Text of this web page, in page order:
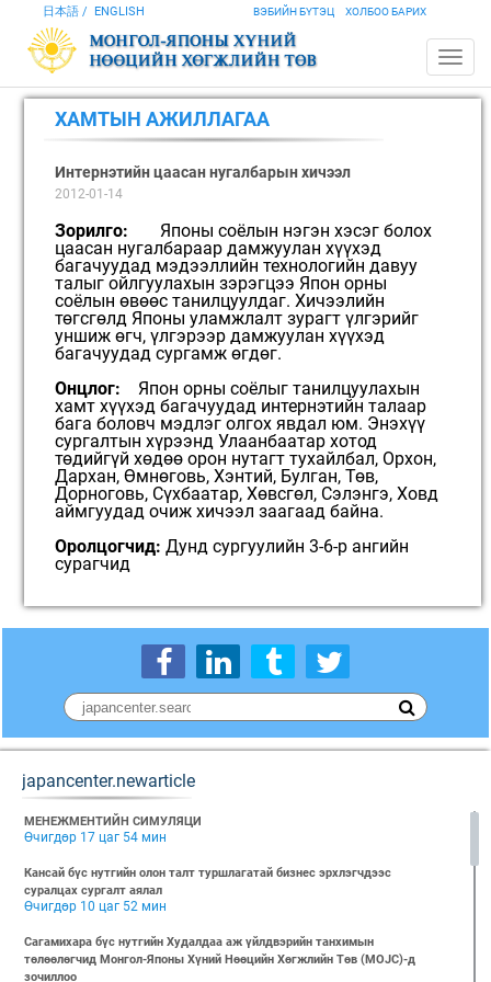
ВЭБИЙН БҮТЭЦ ХОЛБОО БАРИХ
日本語 ENGLISH
ХАМТЫН АЖИЛЛАГАА
Интернэтийн цаасан нугалбарын хичээл
2012-01-14
Зорилго:
Японы соёлын нэгэн хэсэг болох
цаасан нугалбараар дамжуулан хүүхэд
багачуудад мэдээллийн технологийн давуу
талыг ойлгуулахын зэрэгцээ Япон орны
соёлын өвөөс танилцуулдаг. Хичээлийн
төгсгөлд Японы уламжлалт зурагт үлгэрийг
уншиж өгч, үлгэрээр дамжуулан хүүхэд
багачуудад сургамж өгдөг.
Онцлог: Япон орны соёлыг танилцуулахын
хамт хүүхэд багачуудад интернэтийн талаар
бага боловч мэдлэг олгох явдал юм. Энэхүү
сургалтын хүрээнд Улаанбаатар хотод
төдийгүй хөдөө орон нутагт тухайлбал, Орхон,
Дархан, Өмнөговь, Хэнтий, Булган, Төв,
Дорноговь, Сүхбаатар, Хөвсгөл, Сэлэнгэ, Ховд
аймгуудад очиж хичээл заагаад байна.
Оролцогчид: Дунд сургуулийн 3-6-р ангийн
сурагчид
japancenter.newarticle
МЕНЕЖМЕНТИЙН СИМУЛЯЦИ
Өчигдөр 17 цаг 54 мин
Кансай бүс нутгийн олон талт туршлагатай бизнес эрхлэгчдээс
суралцах сургалт аялал
Өчигдөр 10 цаг 52 мин
Сагамихара бүс нутгийн Худалдаа аж үйлдвэрийн танхимын
төлөөлөгчид Монгол-Японы Хүний Нөөцийн Хөгжлийн Төв (MOJC)-д
зочиллоо